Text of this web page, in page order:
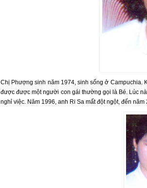
Chị Phượng sinh năm 1974, sinh sống ở Campuchia.
được được một người con gái thường gọi là Bé. Lúc
nghỉ việc. Năm 1996, anh Ri Sa mất đột ngột, đến